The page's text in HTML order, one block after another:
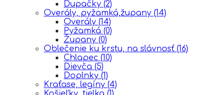
Dupačky (2)
Overály, pyžamká,župany (14)
Overály (14)
Pyžamká (0)
Župany (0)
Oblečenie ku krstu, na slávnosť (16)
Chlapec (10)
Dievča (5)
Doplnky (1)
Kraťase, legíny (4)